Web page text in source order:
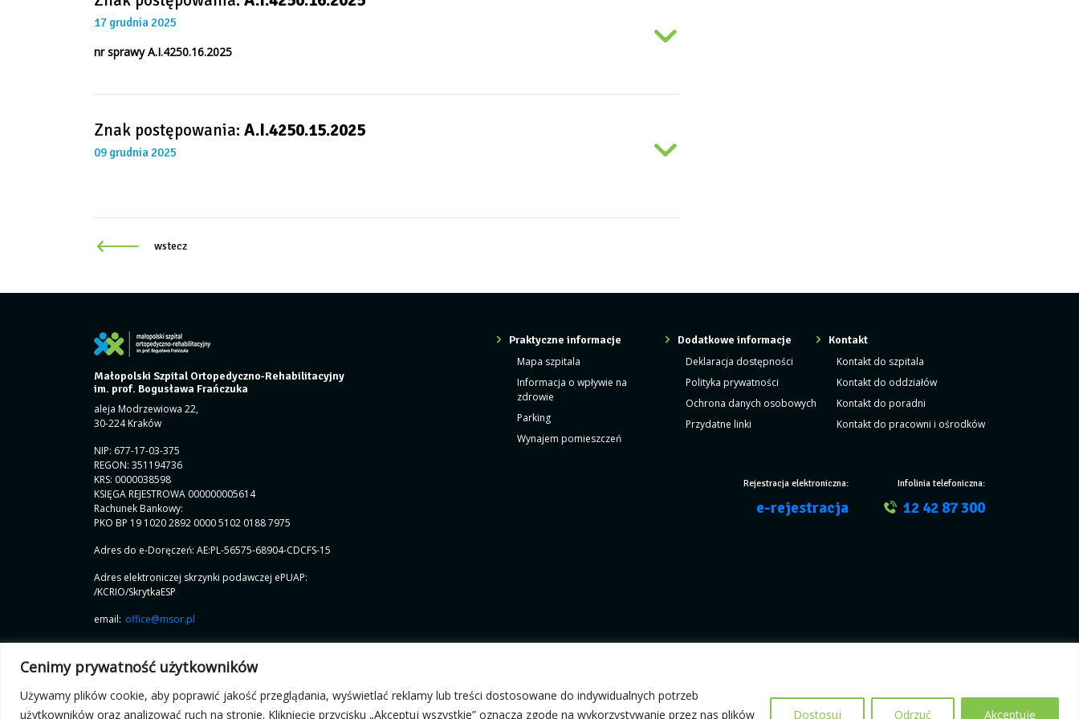
Cenimy prywatność użytkowników
Używamy plików cookie, aby poprawić jakość przeglądania, wyświetlać reklamy lub treści dostosowane do indywidualnych potrzeb
użytkowników oraz analizować ruch na stronie. Kliknięcie przycisku „Akceptuj wszystkie” oznacza zgodę na wykorzystywanie przez nas plików
Dostosuj Odrzuć Akceptuję
17 grudnia 2025
nr sprawyA.I.4250.16.2025
Znak postępowania: A.I.4250.15.2025
09 grudnia 2025
wstecz
Małopolski Szpital Ortopedyczno-Rehabilitacyjny
im. prof. Bogusława Frańczuka
aleja Modrzewiowa 22,
30-224 Kraków
NIP: 677-17-03-375
REGON: 351194736
KRS: 0000038598
KSIĘGA REJESTROWA 000000005614
Rachunek Bankowy:
PKO BP 19 1020 2892 0000 5102 0188 7975
Adres do e-Doręczeń: AE:PL-56575-68904-CDCFS-15
Adres elektroniczej skrzynki podawczej ePUAP:
/KCRIO/SkrytkaESP
email: office@msor.pl
Praktyczne informacje
Mapa szpitala
Informacja o wpływie na
zdrowie
Parking
Wynajem pomieszczeń
Dodatkowe informacje
Deklaracja dostępności
Polityka prywatności
Ochrona danych osobowych
Przydatne linki
Kontakt
Kontakt do szpitala
Kontakt do oddziałów
Kontakt do poradni
Kontakt do pracowni i ośrodków
Rejestracja elektroniczna:
e-rejestracja
Infolinia telefoniczna:
12 42 87 300
© 2026 Małopolski Szpital Ortopedyczno-Rehabilitacyjny im. prof. Bogusława Frańczuka Projekt i wykonanie: